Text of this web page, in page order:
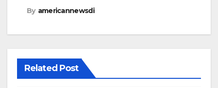
By americannewsdi
Related Post